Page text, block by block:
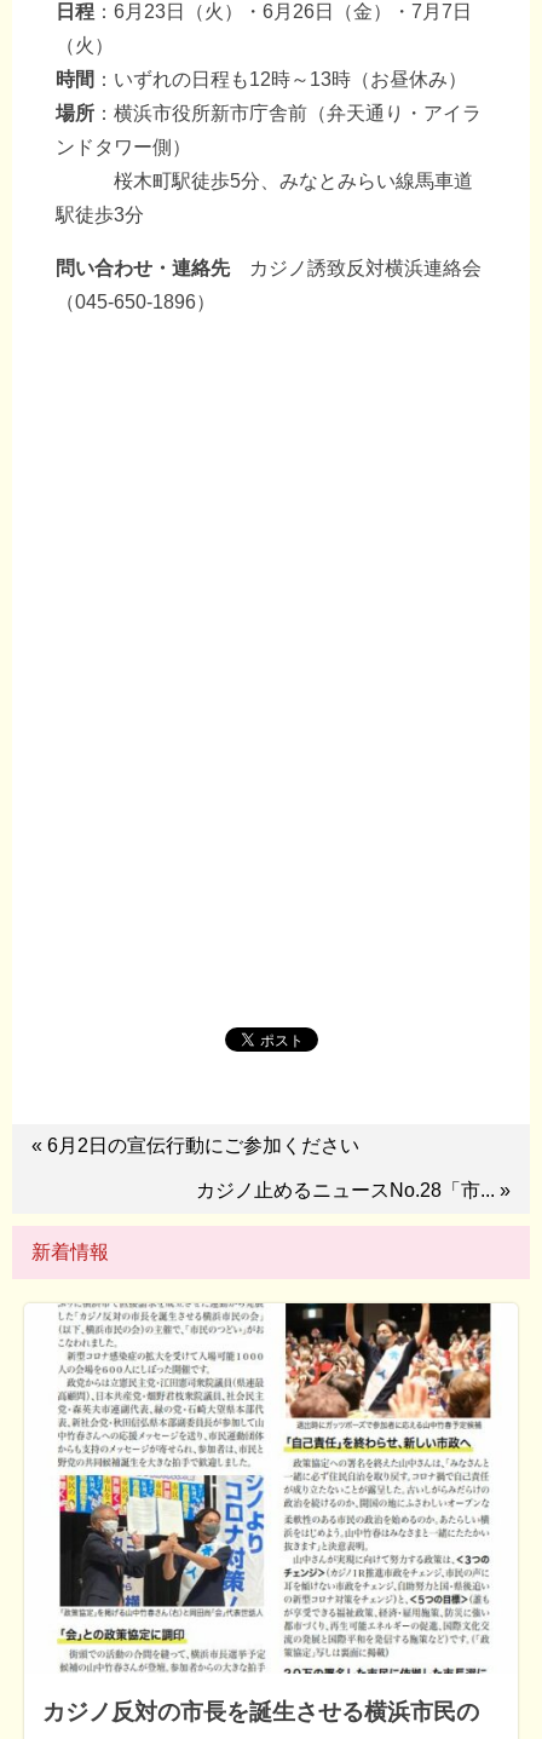
日程 ：6月23日（火）・6月26日（金）・7月7日
（火）
時間 ：いずれの日程も12時～13時（お昼休み）
場所 ：横浜市役所新市庁舎前（弁天通り・アイラ
ンドタワー側）
桜木町駅徒歩5分、みなとみらい線馬車道
駅徒歩3分
問い合わせ・連絡先カジノ誘致反対横浜連絡会
（045-650-1896）
« 6月2日の宣伝行動にご参加ください
カジノ止めるニュースNo.28「市... »
新着情報
カジノ反対の市長を誕生させる横浜市民の